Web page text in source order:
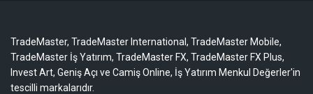
TradeMaster, TradeMaster International, TradeMaster Mobile,
TradeMaster İş Yatırım, TradeMaster FX, TradeMaster FX Plus,
Invest Art, Geniş Açı ve Camiş Online, İş Yatırım Menkul Değerler'in
tescilli markalarıdır.